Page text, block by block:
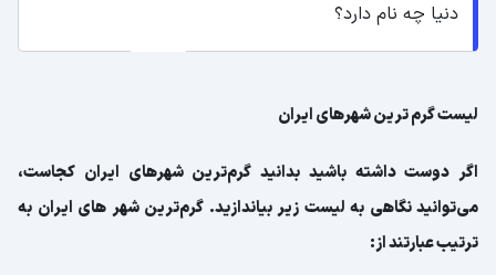
دنیا چه نام دارد؟
لیست گرم ترین شهرهای ایران
اگر دوست داشته باشید بدانید گرم‌ترین شهرهای ایران کجاست،
می‌توانید نگاهی به لیست زیر بیاندازید. گرم‌ترین شهر های ایران به
ترتیب عبارتند از: